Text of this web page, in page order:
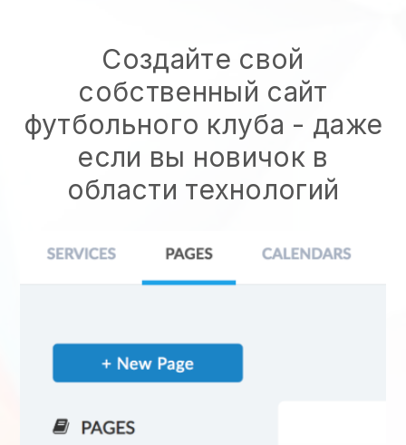
Создайте свой
собственный сайт
футбольного клуба - даже
если вы новичок в
области технологий